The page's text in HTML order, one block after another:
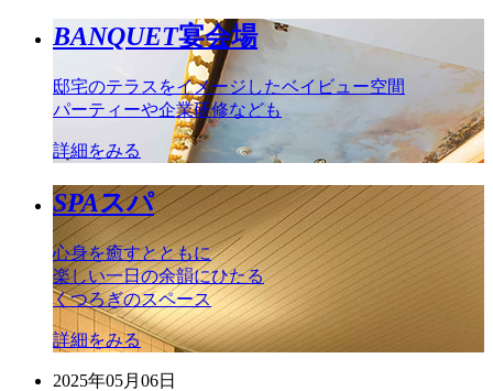
BANQUET宴会場
邸宅のテラスをイメージしたベイビュー空間
パーティーや企業研修なども
詳細をみる
SPAスパ
心身を癒すとともに
楽しい一日の余韻にひたる
くつろぎのスペース
詳細をみる
2025年05月06日